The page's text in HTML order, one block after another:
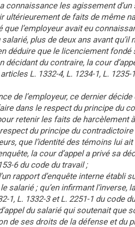
connaissance les agissement d’un
ultérieurement de faits de même
que l’employeur avait eu
plus de deux ans avant qu’il
déduire que le licenciement
du contraire, la cour
L. 1332-4, L. 1234-1, L. 1235-
de l’employeur, ce dernier décide
dans le respect du principe du
retenir les faits de harcèlement
du principe du
que l’identité des témoins lui ait
la cour d’appel a privé sa
6 du code du travail ;
rapport d’enquête interne établi
salarié ; qu’en infirmant l’inverse,
1, L. 1332-3 et L. 2251-1 du code
du salarié qui soutenait que
de ses droits de la défense et du